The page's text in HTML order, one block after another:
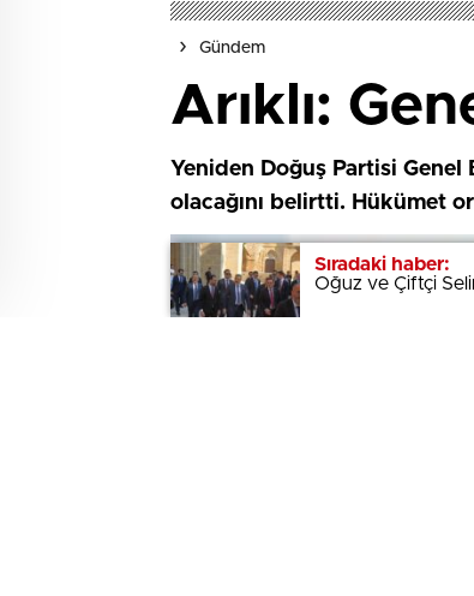
Sıradaki haber:
Oğuz ve Çiftçi
Gündem
Arıklı:
Yeniden Doğuş Partisi Genel
olacağını belirtti. Hükümet
Sıradaki haber:
Oğuz ve Çiftçi